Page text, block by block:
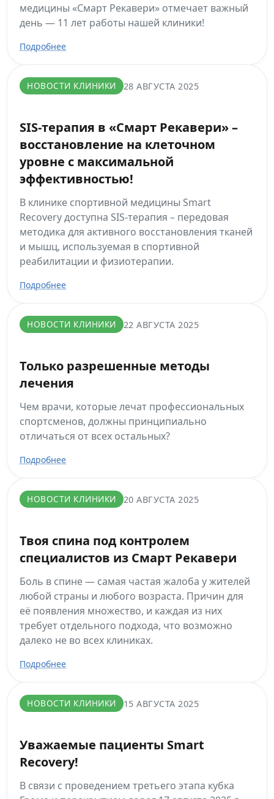
медицины «Смарт Рекавери» отмечает важный
день — 11 лет работы нашей клиники!
Подробнее
НОВОСТИ КЛИНИКИ 28 АВГУСТА 2025
SIS-терапия в «Смарт Рекавери» –
восстановление на клеточном
уровне с максимальной
эффективностью!
В клинике спортивной медицины Smart
Recovery доступна SIS-терапия – передовая
методика для активного восстановления тканей
и мышц, используемая в спортивной
реабилитации и физиотерапии.
Подробнее
НОВОСТИ КЛИНИКИ 22 АВГУСТА 2025
Только разрешенные методы
лечения
Чем врачи, которые лечат профессиональных
спортсменов, должны принципиально
отличаться от всех остальных?
Подробнее
НОВОСТИ КЛИНИКИ 20 АВГУСТА 2025
Твоя спина под контролем
специалистов из Смарт Рекавери
Боль в спине — самая частая жалоба у жителей
любой страны и любого возраста. Причин для
её появления множество, и каждая из них
требует отдельного подхода, что возможно
далеко не во всех клиниках.
Подробнее
НОВОСТИ КЛИНИКИ 15 АВГУСТА 2025
Уважаемые пациенты Smart
Recovery!
В связи с проведением третьего этапа кубка